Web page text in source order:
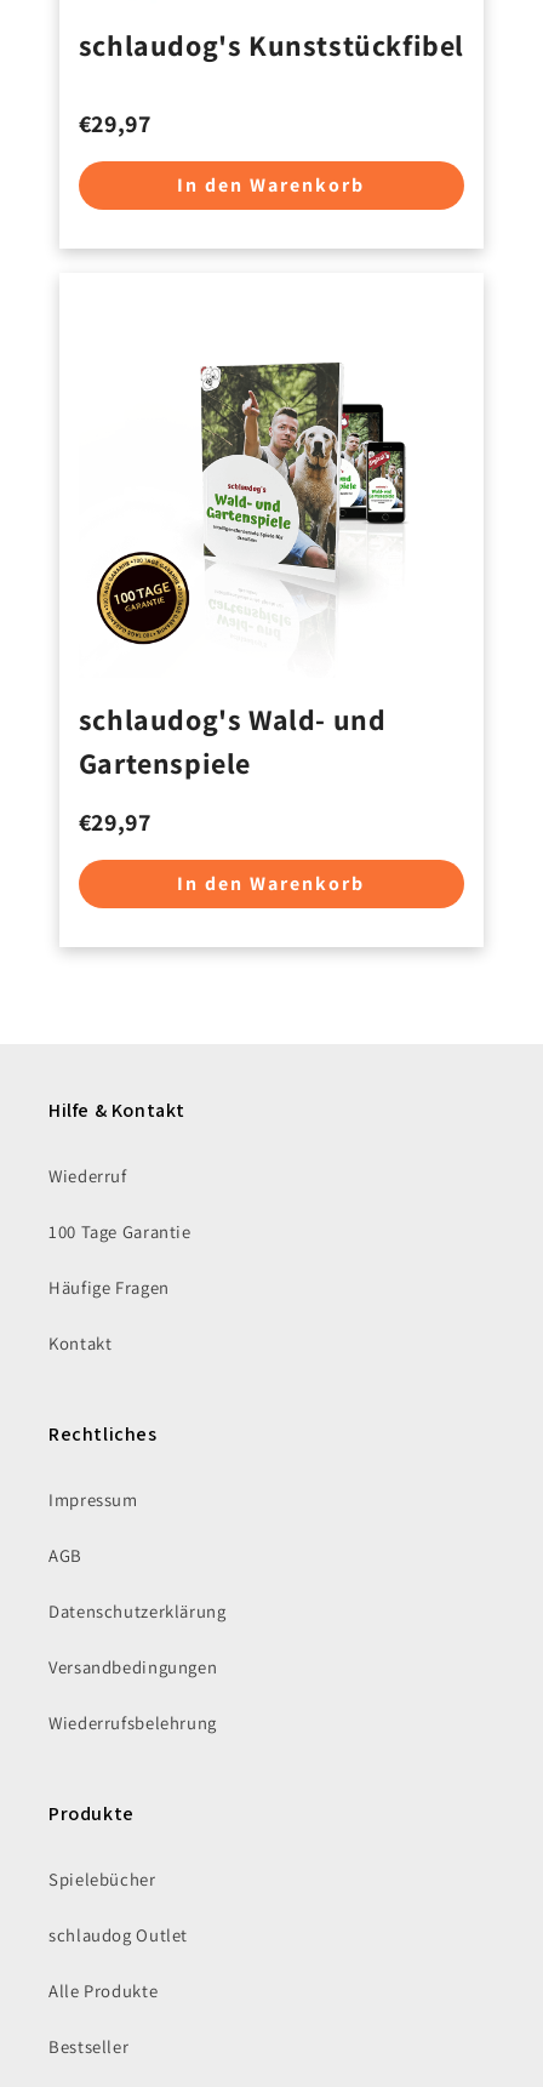
schlaudog's Wald- und
Gartenspiele
€29,97
In den Warenkorb
schlaudog's Kunststückfibel
€29,97
In den Warenkorb
Hilfe & Kontakt
Wiederruf
100 Tage Garantie
Häufige Fragen
Kontakt
Rechtliches
Impressum
AGB
Datenschutzerklärung
Versandbedingungen
Wiederrufsbelehrung
Produkte
Spielebücher
schlaudog Outlet
Alle Produkte
Bestseller